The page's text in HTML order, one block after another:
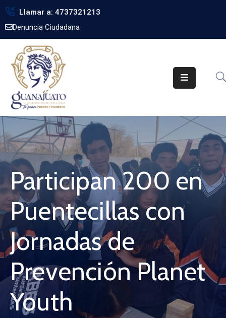
Llamar a: 4737321213
Denuncia Ciudadana
Inicio
Gobierno
Trámites
Noticias
Transparencia
Obra
Pública
Biblioteca
Participan 200 en
Puentecillas con
Jornadas de
Prevención Planet
Youth